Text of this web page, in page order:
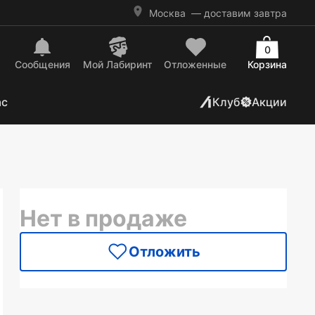
Москва — доставим завтра
Сообщения Mой Лабиринт Отложенные Корзина
0
Клуб Акции
Нет в продаже
Отложить